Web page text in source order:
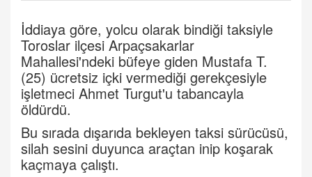
İddiaya göre, yolcu olarak bindiği taksiyle
Toroslar ilçesi Arpaçsakarlar
Mahallesi'ndeki büfeye giden Mustafa T.
(25) ücretsiz içki vermediği gerekçesiyle
işletmeci Ahmet Turgut'u tabancayla
öldürdü.
Bu sırada dışarıda bekleyen taksi sürücüsü,
silah sesini duyunca araçtan inip koşarak
kaçmaya çalıştı.